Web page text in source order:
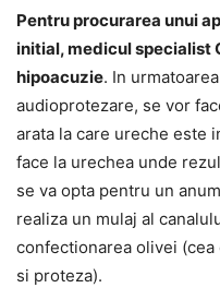
Pentru procurarea unui
initial, medicul specialist
hipoacuzie. In
audioprotezare, se vor
arata la care ureche este
face la urechea unde
se va opta pentru un
realiza un mulaj al
confectionarea olivei
si proteza).